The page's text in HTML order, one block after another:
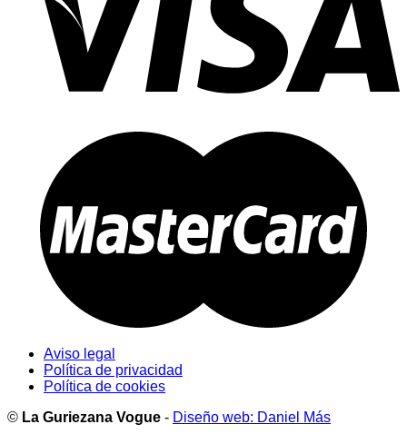
Aviso legal
Política de privacidad
Política de cookies
© La Guriezana Vogue - Diseño web: Daniel Más